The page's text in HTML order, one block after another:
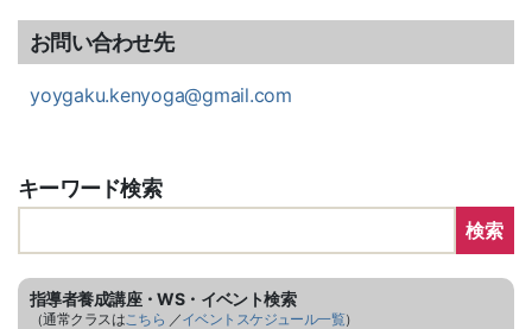
お問い合わせ先
yoygaku.kenyoga@gmail.com
キーワード検索
検索
指導者養成講座・WS・イベント検索
（通常クラスはこちら ／イベントスケジュール一覧）